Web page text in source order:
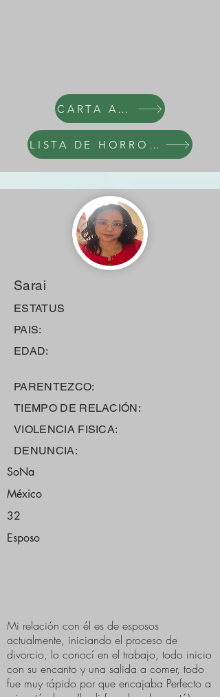
CARTA AL NARCI
LISTA DE HORRORES
Sarai
ESTATUS
PAIS:
EDAD:
PARENTEZCO:
TIEMPO DE RELACIÓN:
VIOLENCIA FISICA:
DENUNCIA:
SoNa
México
32
Esposo
Mi relación con él es de esposos
actualmente, iniciando el proceso de
divorcio, lo conocí en el trabajo, todo inicio
con su encanto y una salida a comer, todo
fue muy rápido por que encajaba Perfecto a